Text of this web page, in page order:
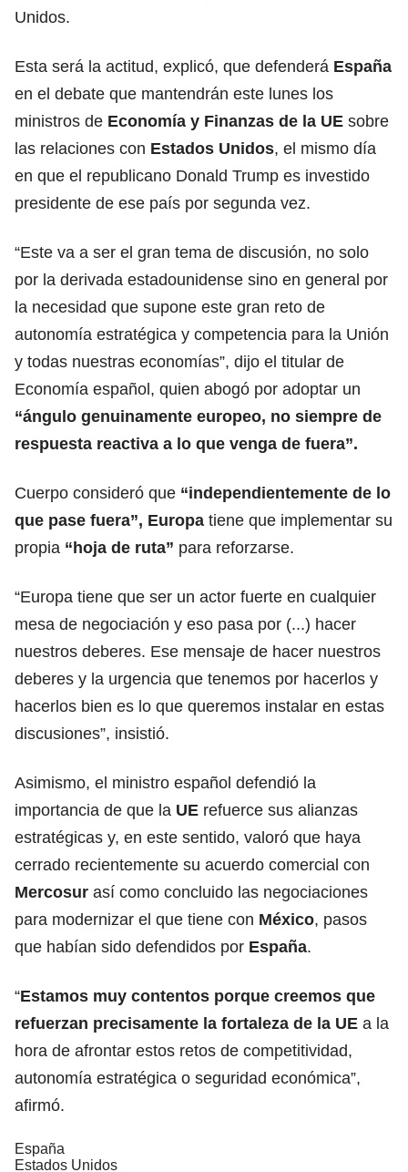
Unidos.
Esta será la actitud, explicó, que defenderá España
en el debate que mantendrán este lunes los
ministros de Economía y Finanzas de la UE sobre
las relaciones con Estados Unidos, el mismo día
en que el republicano Donald Trump es investido
presidente de ese país por segunda vez.
“Este va a ser el gran tema de discusión, no solo
por la derivada estadounidense sino en general por
la necesidad que supone este gran reto de
autonomía estratégica y competencia para la Unión
y todas nuestras economías”, dijo el titular de
Economía español, quien abogó por adoptar un
“ángulo genuinamente europeo, no siempre de
respuesta reactiva a lo que venga de fuera”.
Cuerpo consideró que “independientemente de lo
que pase fuera”, Europa tiene que implementar su
propia “hoja de ruta” para reforzarse.
“Europa tiene que ser un actor fuerte en cualquier
mesa de negociación y eso pasa por (...) hacer
nuestros deberes. Ese mensaje de hacer nuestros
deberes y la urgencia que tenemos por hacerlos y
hacerlos bien es lo que queremos instalar en estas
discusiones”, insistió.
Asimismo, el ministro español defendió la
importancia de que la UE refuerce sus alianzas
estratégicas y, en este sentido, valoró que haya
cerrado recientemente su acuerdo comercial con
Mercosur así como concluido las negociaciones
para modernizar el que tiene con México, pasos
que habían sido defendidos por España.
“Estamos muy contentos porque creemos que
refuerzan precisamente la fortaleza de la UE a la
hora de afrontar estos retos de competitividad,
autonomía estratégica o seguridad económica”,
afirmó.
España
Estados Unidos